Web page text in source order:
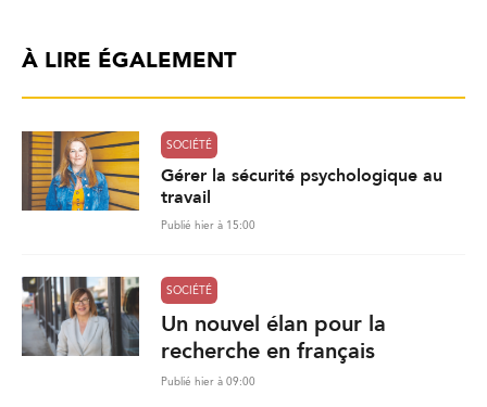
À LIRE ÉGALEMENT
SOCIÉTÉ
Gérer la sécurité psychologique au
travail
Publié hier à 15:00
SOCIÉTÉ
Un nouvel élan pour la
recherche en français
Publié hier à 09:00